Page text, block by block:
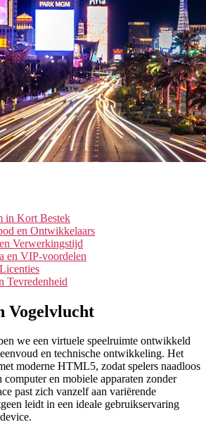
in Kort Bestek
en Ontwikkelaars
Verwerkingstijd
en VIP-voordelen
Tevredenheid
Vogelvlucht
we een virtuele speelruimte ontwikkeld
en technische ontwikkeling. Het
moderne HTML5, zodat spelers naadloos
computer en mobiele apparaten zonder
past zich vanzelf aan variërende
leidt in een ideale gebruikservaring